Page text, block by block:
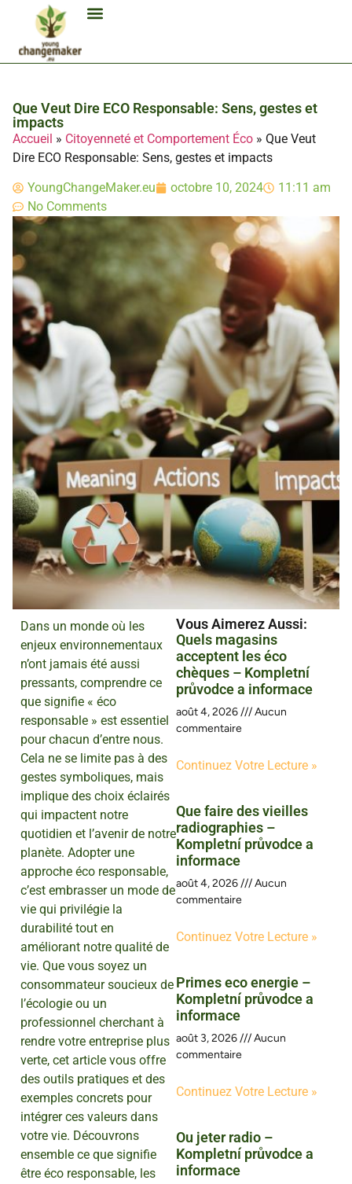
Que Veut Dire ECO Responsable: Sens, gestes et
impacts
Accueil » Citoyenneté et Comportement Éco » Que Veut
Dire ECO Responsable: Sens, gestes et impacts
YoungChangeMaker.eu octobre 10, 2024
11:11 am
No Comments
Dans un monde où les
enjeux environnementaux
n’ont jamais été aussi
pressants, comprendre ce
que signifie « éco
responsable » est essentiel
pour chacun d’entre nous.
Cela ne se limite pas à des
gestes symboliques, mais
implique des choix éclairés
qui impactent notre
quotidien et l’avenir de notre
planète. Adopter une
approche éco responsable,
c’est embrasser un mode de
vie qui privilégie la
durabilité tout en
améliorant notre qualité de
vie. Que vous soyez un
consommateur soucieux de
l’écologie ou un
professionnel cherchant à
rendre votre entreprise plus
verte, cet article vous offre
des outils pratiques et des
exemples concrets pour
intégrer ces valeurs dans
votre vie. Découvrons
ensemble ce que signifie
être éco responsable, les
Vous Aimerez Aussi :
Quels magasins
acceptent les éco
chèques – Kompletní
průvodce a informace
août 4, 2026
Aucun
commentaire
Continuez Votre Lecture »
Que faire des vieilles
radiographies –
Kompletní průvodce a
informace
août 4, 2026
Aucun
commentaire
Continuez Votre Lecture »
Primes eco energie –
Kompletní průvodce a
informace
août 3, 2026
Aucun
commentaire
Continuez Votre Lecture »
Ou jeter radio –
Kompletní průvodce a
informace